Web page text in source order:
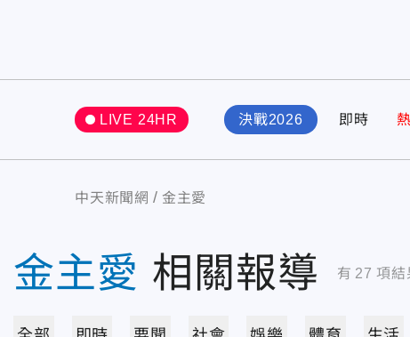
LIVE 24HR 決戰2026 即時
中天新聞網 金主愛
金主愛 相關報導 有 27 項結